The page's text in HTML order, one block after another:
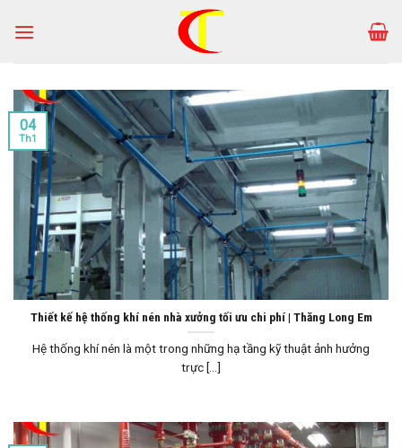
Thiết kế hệ thống khí nén nhà xưởng tối ưu chi phí | Thăng Long Em
Hệ thống khí nén là một trong những hạ tầng kỹ thuật ảnh hưởng
trực [...]
04
Th1